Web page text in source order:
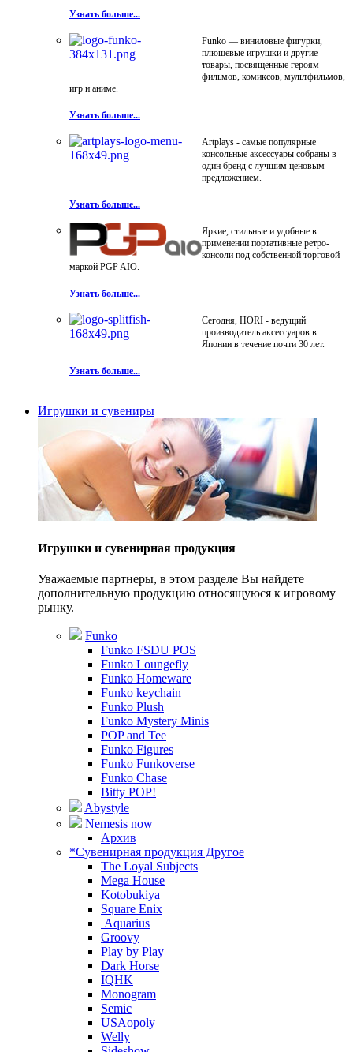
Узнать больше...
Funko — виниловые фигурки,
плюшевые игрушки и другие
товары, посвящённые героям
фильмов, комиксов, мультфильмов,
игр и аниме.
Узнать больше...
Artplays - самые популярные
консольные аксессуары собраны в
один бренд с лучшим ценовым
предложением.
Узнать больше...
Яркие, стильные и удобные в
применении портативные ретро-
консоли под собственной торговой
маркой PGP AIO.
Узнать больше...
Сегодня, HORI - ведущий
производитель аксессуаров в
Японии в течение почти 30 лет.
Узнать больше...
Игрушки и сувениры
Игрушки и сувенирная продукция
Уважаемые партнеры, в этом разделе Вы найдете
дополнительную продукцию относящуюся к игровому
рынку.
Funko
Funko FSDU POS
Funko Loungefly
Funko Homeware
Funko keychain
Funko Plush
Funko Mystery Minis
POP and Tee
Funko Figures
Funko Funkoverse
Funko Chase
Bitty POP!
Abystyle
Nemesis now
Архив
*Сувенирная продукция Другое
The Loyal Subjects
Mega House
Kotobukiya
Square Enix
Aquarius
Groovy
Play by Play
Dark Horse
IQHK
Monogram
Semic
USAopoly
Welly